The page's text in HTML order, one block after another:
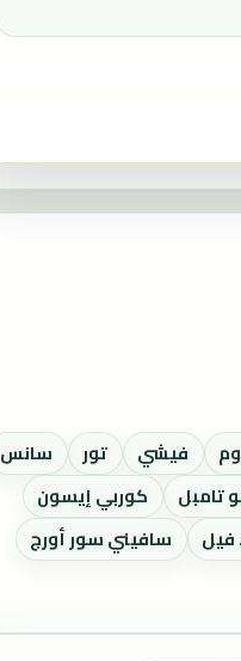
فيشي تور
سانس
تامبل
كوربي إيسون
فيل
سافيني سور أورج